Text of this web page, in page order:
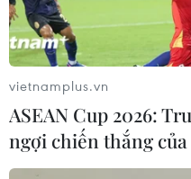
vietnamplus.vn
ASEAN Cup 2026:
ngợi chiến thắng